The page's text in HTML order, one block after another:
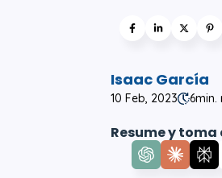
Isaac García
10 Feb, 2023 6min.
Resume y